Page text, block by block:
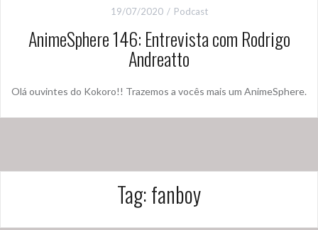
19/07/2020 Podcast
AnimeSphere 146: Entrevista com Rodrigo
Andreatto
Olá ouvintes do Kokoro!! Trazemos a vocês mais um AnimeSphere.
Tag:fanboy